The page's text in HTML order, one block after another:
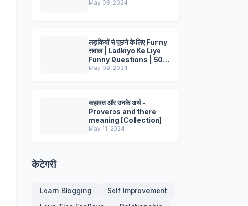
May 08, 2024
लड़कियों से पूछने के लिए Funny
सवाल | Ladkiyo Ke Liye
Funny Questions | 50+
Questions
May 09, 2024
कहावत और उनके अर्थ -
Proverbs and there
meaning [Collection]
May 11, 2024
केटेगरी
Learn Blogging
Self Improvement